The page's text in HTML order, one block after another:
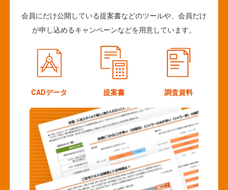
会員にだけ公開している提案書などのツールや、会員だけ
が申し込めるキャンペーンなどを用意しています。
CADデータ 提案書 調査資料